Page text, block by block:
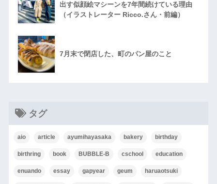
出す似顔絵マシーンを7年間続けている理由
（イラストレーター Ricco.さん・前編）
7月末で閉店した、町のパン屋のこと
タグ
aio article ayumihayasaka bakery birthday
birthring book BUBBLE-B cschool education
enuando essay gapyear geum haruaotsuki